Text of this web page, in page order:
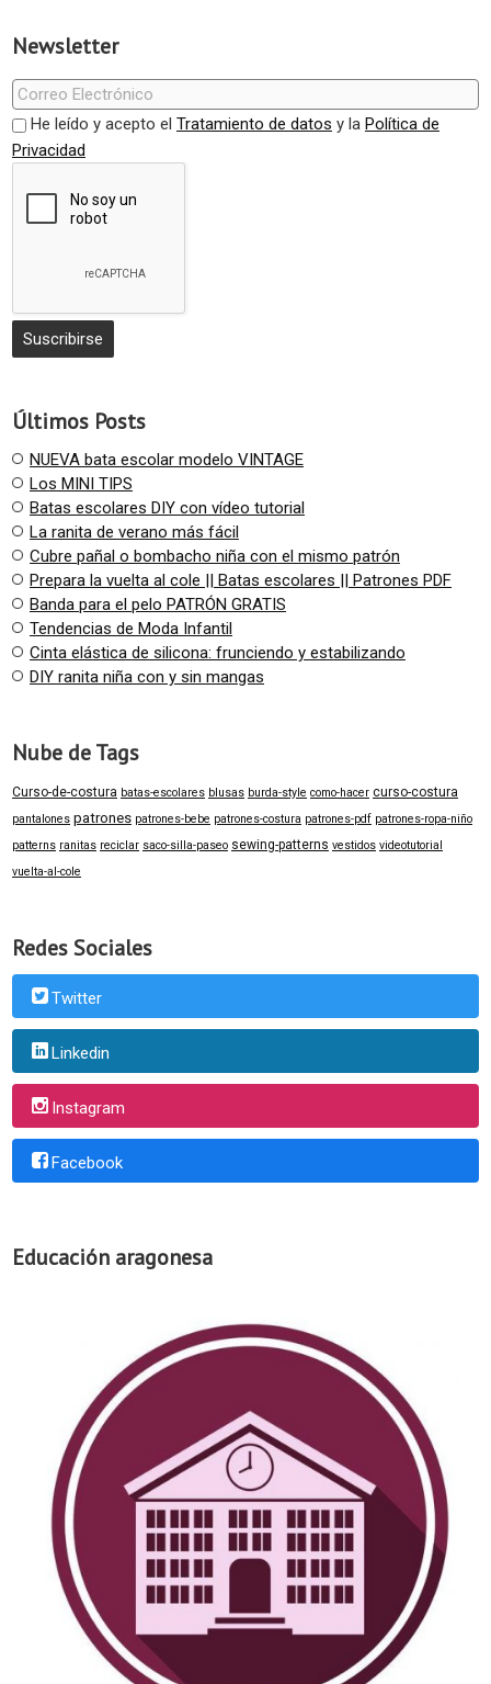
Newsletter
He leído y acepto el Tratamiento de datos y la Política de
Privacidad
Últimos Posts
NUEVA bata escolar modelo VINTAGE
Los MINI TIPS
Batas escolares DIY con vídeo tutorial
La ranita de verano más fácil
Cubre pañal o bombacho niña con el mismo patrón
Prepara la vuelta al cole || Batas escolares || Patrones PDF
Banda para el pelo PATRÓN GRATIS
Tendencias de Moda Infantil
Cinta elástica de silicona: frunciendo y estabilizando
DIY ranita niña con y sin mangas
Nube de Tags
Curso-de-costura batas-escolares blusas burda-style como-hacer curso-costura
pantalones patrones patrones-bebe patrones-costura patrones-pdf patrones-ropa-niño
patterns ranitas reciclar saco-silla-paseo sewing-patterns vestidos videotutorial
vuelta-al-cole
Redes Sociales
Twitter
Linkedin
Instagram
Facebook
Educación aragonesa